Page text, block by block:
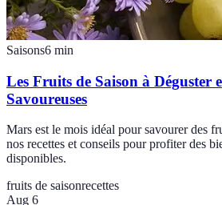
Saisons6 min
Les Fruits de Saison à Déguster
Savoureuses
Mars est le mois idéal pour savourer des
nos recettes et conseils pour profiter des
disponibles.
fruits de saisonrecettes
Aug 6